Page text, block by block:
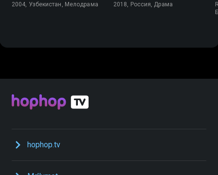
2004, Узбекистан, Мелодрама 2018, Россия, Драма
hophop.tv